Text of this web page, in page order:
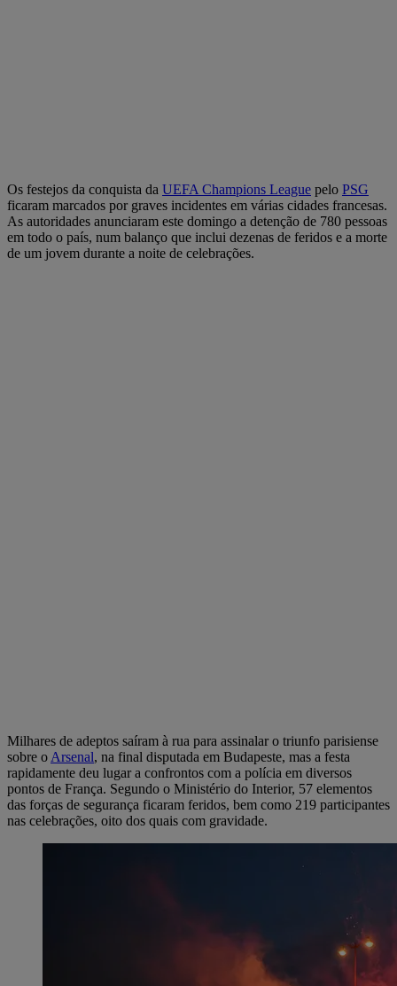
Os festejos da conquista da UEFA Champions League pelo PSG
ficaram marcados por graves incidentes em várias cidades francesas.
As autoridades anunciaram este domingo a detenção de 780 pessoas
em todo o país, num balanço que inclui dezenas de feridos e a morte
de um jovem durante a noite de celebrações.
Milhares de adeptos saíram à rua para assinalar o triunfo parisiense
sobre o Arsenal, na final disputada em Budapeste, mas a festa
rapidamente deu lugar a confrontos com a polícia em diversos
pontos de França. Segundo o Ministério do Interior, 57 elementos
das forças de segurança ficaram feridos, bem como 219 participantes
nas celebrações, oito dos quais com gravidade.